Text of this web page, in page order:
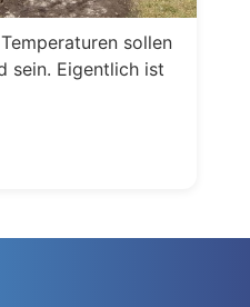
sollen
sein. Eigentlich ist